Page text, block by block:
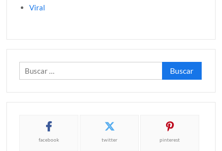
Viral
Buscar:
facebook twitter pinterest